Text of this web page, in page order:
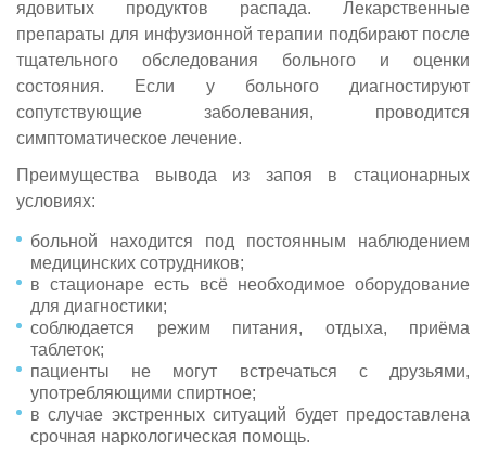
ядовитых продуктов распада. Лекарственные
препараты для инфузионной терапии подбирают после
тщательного обследования больного и оценки
состояния. Если у больного диагностируют
сопутствующие заболевания, проводится
симптоматическое лечение.
Преимущества вывода из запоя в стационарных
условиях:
больной находится под постоянным наблюдением
медицинских сотрудников;
в стационаре есть всё необходимое оборудование
для диагностики;
соблюдается режим питания, отдыха, приёма
таблеток;
пациенты не могут встречаться с друзьями,
употребляющими спиртное;
в случае экстренных ситуаций будет предоставлена
срочная наркологическая помощь.